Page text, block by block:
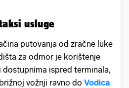
usluge
putovanja od zračne luke
za odmor je korištenje
ispred terminala,
vožnji ravno do Vodica